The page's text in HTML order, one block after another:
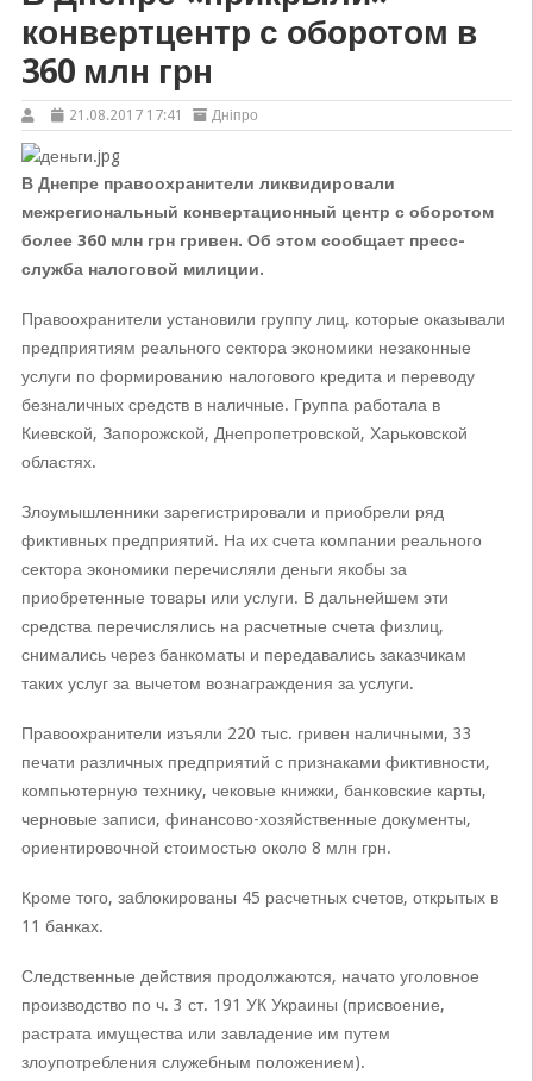
конвертцентр с оборотом в
360 млн грн
21.08.2017 17:41 Дніпро
В Днепре правоохранители ликвидировали
межрегиональный конвертационный центр с оборотом
более 360 млн грн гривен. Об этом сообщает пресс-
служба налоговой милиции.
Правоохранители установили группу лиц, которые оказывали
предприятиям реального сектора экономики незаконные
услуги по формированию налогового кредита и переводу
безналичных средств в наличные. Группа работала в
Киевской, Запорожской, Днепропетровской, Харьковской
областях.
Злоумышленники зарегистрировали и приобрели ряд
фиктивных предприятий. На их счета компании реального
сектора экономики перечисляли деньги якобы за
приобретенные товары или услуги. В дальнейшем эти
средства перечислялись на расчетные счета физлиц,
снимались через банкоматы и передавались заказчикам
таких услуг за вычетом вознаграждения за услуги.
Правоохранители изъяли 220 тыс. гривен наличными, 33
печати различных предприятий с признаками фиктивности,
компьютерную технику, чековые книжки, банковские карты,
черновые записи, финансово-хозяйственные документы,
ориентировочной стоимостью около 8 млн грн.
Кроме того, заблокированы 45 расчетных счетов, открытых в
11 банках.
Следственные действия продолжаются, начато уголовное
производство по ч. 3 ст. 191 УК Украины (присвоение,
растрата имущества или завладение им путем
злоупотребления служебным положением).